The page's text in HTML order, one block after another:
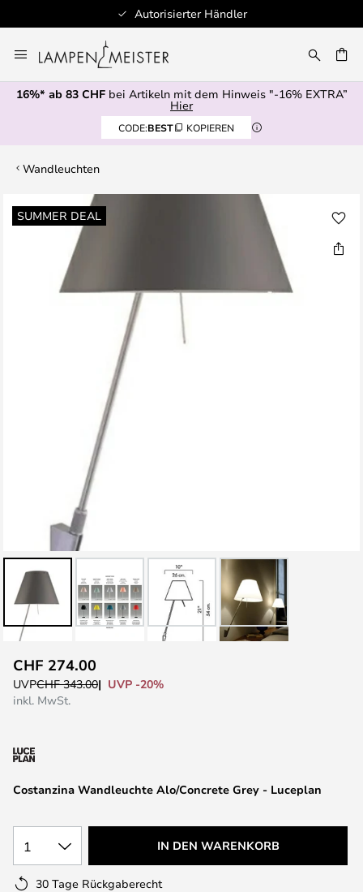
Autorisierter Händler
Inhalt
springen
16%* ab 83 CHFbei Artikeln mit dem Hinweis "-16% EXTRA”
Hier
CODE:BEST KOPIEREN
Wandleuchten
SUMMER DEAL
Zum
Ende
Bildgalerie
Anfang
der
Costanzina Wandleuchte Alo/Concrete Grey - Luceplan
CHF 274.00
UVPCHF 343.00
UVP -20%
inkl. MwSt.
1 IN DEN WARENKORB
30 Tage Rückgaberecht